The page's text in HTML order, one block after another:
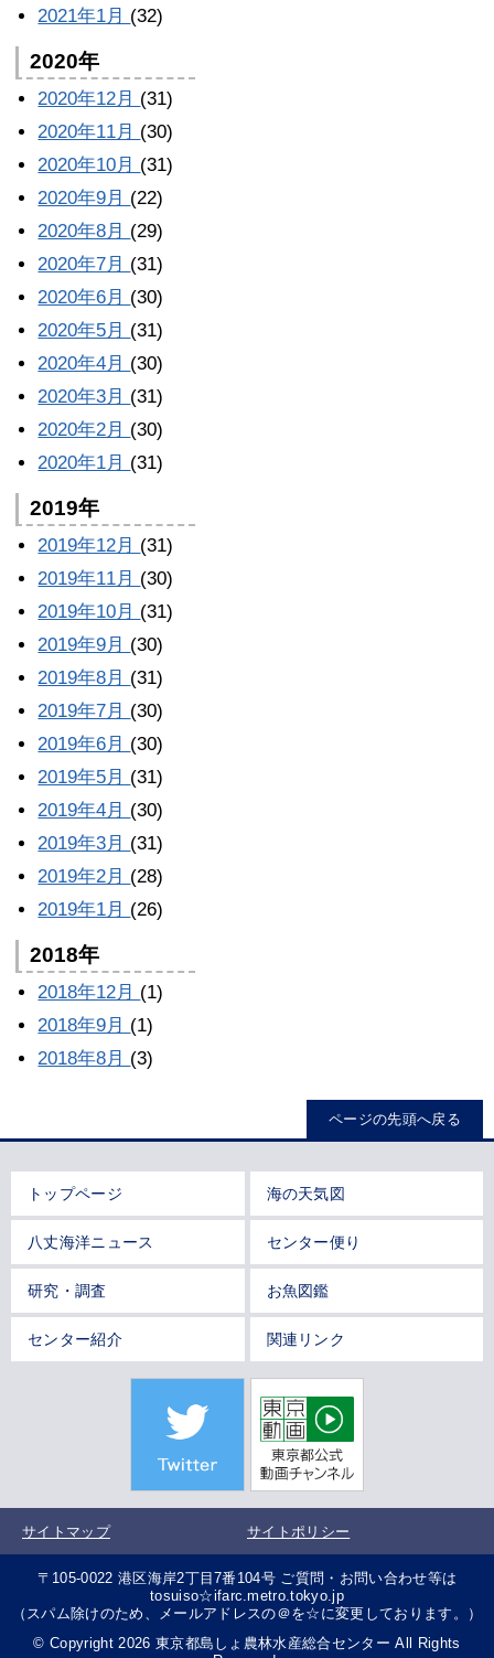
2021年1月 (32)
2020年
2020年12月 (31)
2020年11月 (30)
2020年10月 (31)
2020年9月 (22)
2020年8月 (29)
2020年7月 (31)
2020年6月 (30)
2020年5月 (31)
2020年4月 (30)
2020年3月 (31)
2020年2月 (30)
2020年1月 (31)
2019年
2019年12月 (31)
2019年11月 (30)
2019年10月 (31)
2019年9月 (30)
2019年8月 (31)
2019年7月 (30)
2019年6月 (30)
2019年5月 (31)
2019年4月 (30)
2019年3月 (31)
2019年2月 (28)
2019年1月 (26)
2018年
2018年12月 (1)
2018年9月 (1)
2018年8月 (3)
ページの先頭へ戻る
トップページ 海の天気図
八丈海洋ニュース センター便り
研究・調査 お魚図鑑
センター紹介 関連リンク
サイトマップ サイトポリシー
〒105-0022 港区海岸2丁目7番104号 ご質問・お問い合わせ等は
tosuiso☆ifarc.metro.tokyo.jp
（スパム除けのため、メールアドレスの＠を☆に変更しております。）
© Copyright 2026 東京都島しょ農林水産総合センター All Rights